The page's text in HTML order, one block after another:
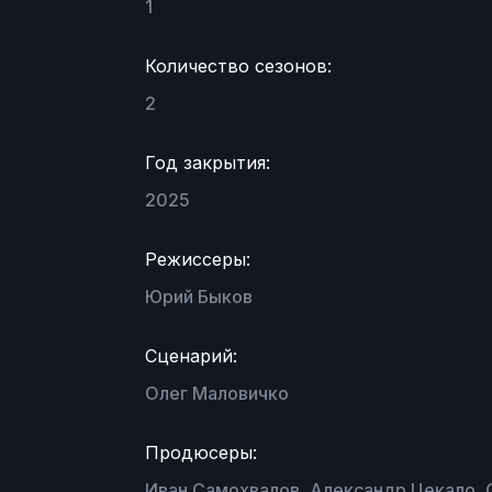
1
Количество сезонов:
2
Год закрытия:
2025
Режиссеры:
Юрий Быков
Сценарий:
Олег Маловичко
Продюсеры: